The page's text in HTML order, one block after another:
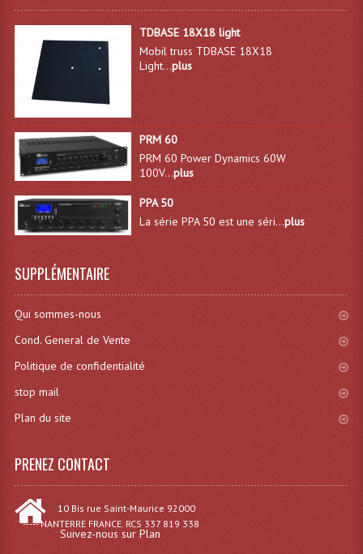
Déco Light
Effets LASERS
Lasers (Effets Volumetriques)
Lasers D'extérieur Multi-Points
Effets Lumineux À Leds
Effets Lumineux, Centre De Piste
Electronique Commande Light
Chenillards Modulateurs
Guirlandes Lumineuse
TDBASE 18X18 light
Mobil truss TDBASE 18X18
Light...plus
PRM 60
PRM 60 Power Dynamics 60W
100V...plus
PPA 50
La série PPA 50 est une séri...plus
SUPPLÉMENTAIRE
Qui sommes-nous
Cond. General de Vente
Politique de confidentialité
stop mail
Plan du site
PRENEZ CONTACT
10 Bis rue Saint-Maurice 92000
----- NANTERRE FRANCE. RCS 337 819 338
Suivez-nous sur Plan